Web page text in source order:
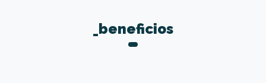
_beneficios